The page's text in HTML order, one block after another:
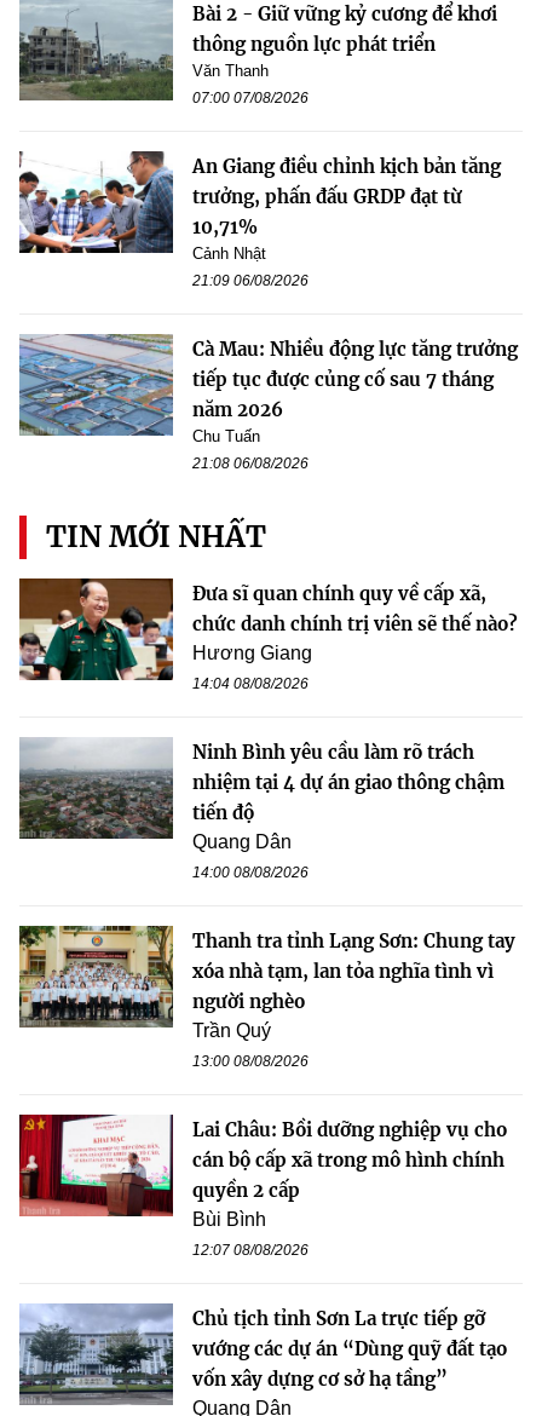
Bài 2 - Giữ vững kỷ cương để khơi
thông nguồn lực phát triển
Văn Thanh
07:00 07/08/2026
An Giang điều chỉnh kịch bản tăng
trưởng, phấn đấu GRDP đạt từ
10,71%
Cảnh Nhật
21:09 06/08/2026
Cà Mau: Nhiều động lực tăng trưởng
tiếp tục được củng cố sau 7 tháng
năm 2026
Chu Tuấn
21:08 06/08/2026
TIN MỚI NHẤT
Đưa sĩ quan chính quy về cấp xã,
chức danh chính trị viên sẽ thế nào?
Hương Giang
14:04 08/08/2026
Ninh Bình yêu cầu làm rõ trách
nhiệm tại 4 dự án giao thông chậm
tiến độ
Quang Dân
14:00 08/08/2026
Thanh tra tỉnh Lạng Sơn: Chung tay
xóa nhà tạm, lan tỏa nghĩa tình vì
người nghèo
Trần Quý
13:00 08/08/2026
Lai Châu: Bồi dưỡng nghiệp vụ cho
cán bộ cấp xã trong mô hình chính
quyền 2 cấp
Bùi Bình
12:07 08/08/2026
Chủ tịch tỉnh Sơn La trực tiếp gỡ
vướng các dự án “Dùng quỹ đất tạo
vốn xây dựng cơ sở hạ tầng”
Quang Dân